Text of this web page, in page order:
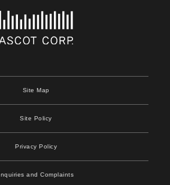
Site Map
Site Policy
Privacy Policy
Inquiries and Complaints